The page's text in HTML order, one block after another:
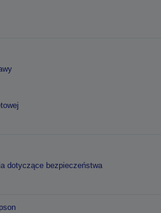
dotyczące bezpieczeństwa